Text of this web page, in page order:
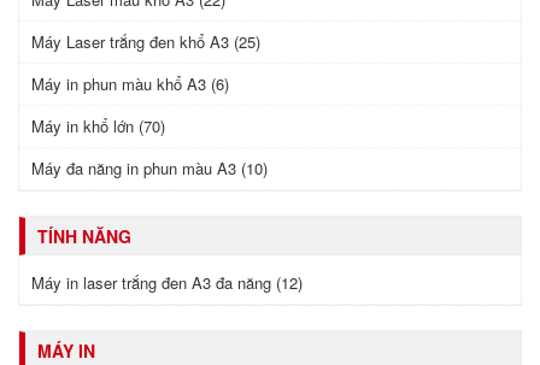
Máy Laser trắng đen khổ A3 (25)
Máy in phun màu khổ A3 (6)
Máy in khổ lớn (70)
Máy đa năng in phun màu A3 (10)
TÍNH NĂNG
Máy in laser trắng đen A3 đa năng (12)
MÁY IN